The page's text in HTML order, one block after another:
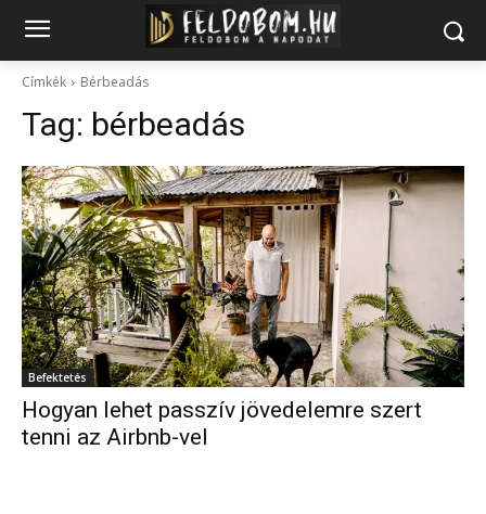
Címkék Bérbeadás
Tag: bérbeadás
Befektetés
Hogyan lehet passzív jövedelemre szert
tenni az Airbnb-vel